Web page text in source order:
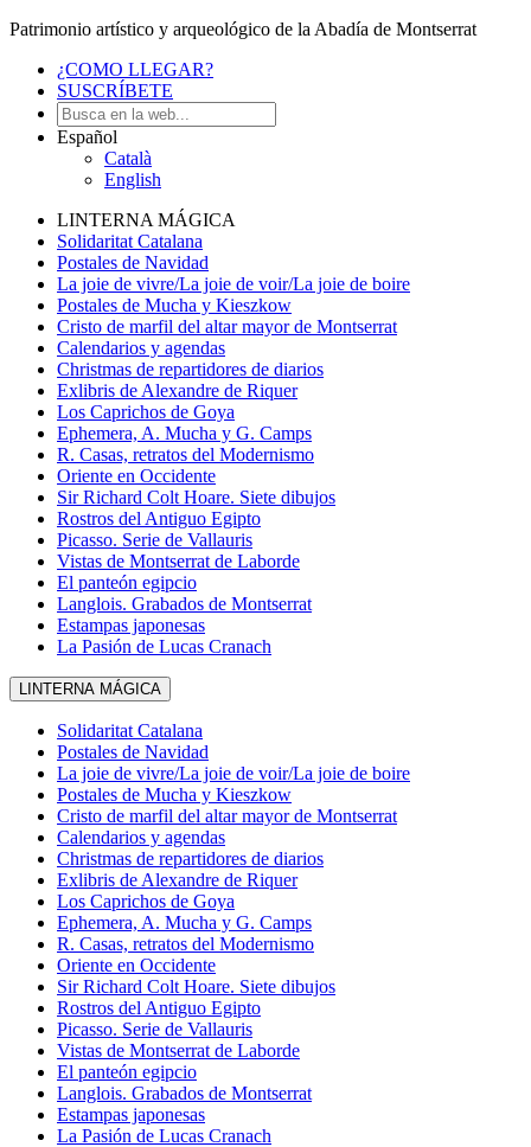
Patrimonio artístico y arqueológico de la Abadía de Montserrat
¿COMO LLEGAR?
SUSCRÍBETE
Español
Català
English
LINTERNA MÁGICA
Solidaritat Catalana
Postales de Navidad
La joie de vivre/La joie de voir/La joie de boire
Postales de Mucha y Kieszkow
Cristo de marfil del altar mayor de Montserrat
Calendarios y agendas
Christmas de repartidores de diarios
Exlibris de Alexandre de Riquer
Los Caprichos de Goya
Ephemera, A. Mucha y G. Camps
R. Casas, retratos del Modernismo
Oriente en Occidente
Sir Richard Colt Hoare. Siete dibujos
Rostros del Antiguo Egipto
Picasso. Serie de Vallauris
Vistas de Montserrat de Laborde
El panteón egipcio
Langlois. Grabados de Montserrat
Estampas japonesas
La Pasión de Lucas Cranach
LINTERNA MÁGICA
Solidaritat Catalana
Postales de Navidad
La joie de vivre/La joie de voir/La joie de boire
Postales de Mucha y Kieszkow
Cristo de marfil del altar mayor de Montserrat
Calendarios y agendas
Christmas de repartidores de diarios
Exlibris de Alexandre de Riquer
Los Caprichos de Goya
Ephemera, A. Mucha y G. Camps
R. Casas, retratos del Modernismo
Oriente en Occidente
Sir Richard Colt Hoare. Siete dibujos
Rostros del Antiguo Egipto
Picasso. Serie de Vallauris
Vistas de Montserrat de Laborde
El panteón egipcio
Langlois. Grabados de Montserrat
Estampas japonesas
La Pasión de Lucas Cranach